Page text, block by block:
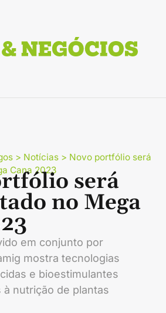
> Notícias > Novo portfólio será
Cana 2023
será
no Mega
em conjunto por
mostra tecnologias
e bioestimulantes
nutrição de plantas